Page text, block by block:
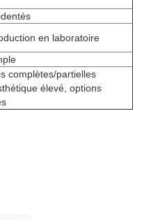
en laboratoire
complètes/partielles
élevé, options